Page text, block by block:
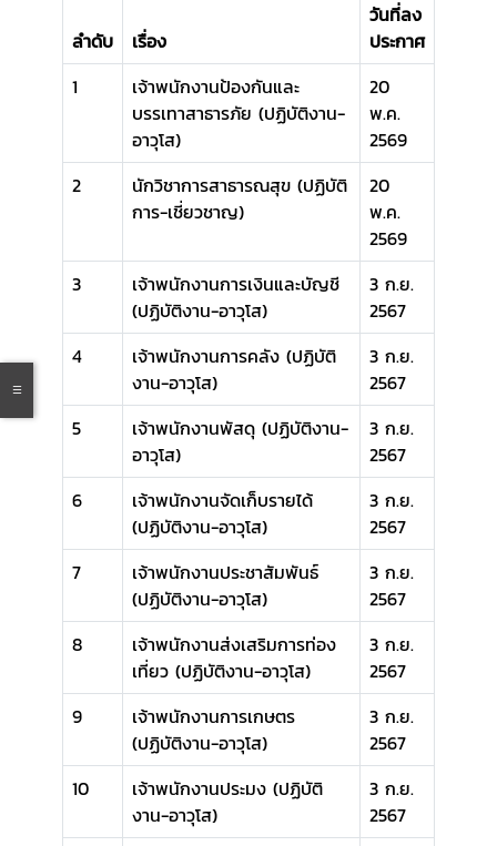
ลำดับ เรื่อง
วันที่ลง
ประกาศ
1
เจ้าพนักงานป้องกันและ
บรรเทาสาธารภัย (ปฏิบัติงาน-
อาวุโส)
20
พ.ค.
2569
2
นักวิชาการสาธารณสุข (ปฏิบัติ
การ-เชี่ยวชาญ)
20
พ.ค.
2569
3
เจ้าพนักงานการเงินและบัญชี
(ปฏิบัติงาน-อาวุโส)
3 ก.ย.
2567
4
เจ้าพนักงานการคลัง (ปฏิบัติ
งาน-อาวุโส)
3 ก.ย.
2567
5
เจ้าพนักงานพัสดุ (ปฏิบัติงาน-
อาวุโส)
3 ก.ย.
2567
6
เจ้าพนักงานจัดเก็บรายได้
(ปฏิบัติงาน-อาวุโส)
3 ก.ย.
2567
7
เจ้าพนักงานประชาสัมพันธ์
(ปฏิบัติงาน-อาวุโส)
3 ก.ย.
2567
8
เจ้าพนักงานส่งเสริมการท่อง
เที่ยว (ปฏิบัติงาน-อาวุโส)
3 ก.ย.
2567
9
เจ้าพนักงานการเกษตร
(ปฏิบัติงาน-อาวุโส)
3 ก.ย.
2567
10
เจ้าพนักงานประมง (ปฏิบัติ
งาน-อาวุโส)
3 ก.ย.
2567